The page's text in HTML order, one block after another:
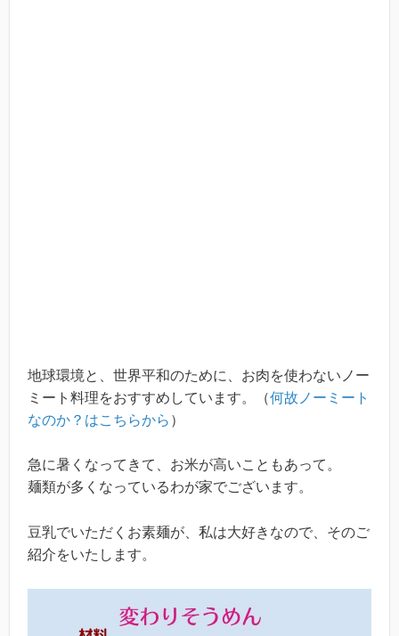
地球環境と、世界平和のために、お肉を使わないノー
ミート料理をおすすめしています。（何故ノーミート
なのか？はこちらから ）
急に暑くなってきて、お米が高いこともあって。
麺類が多くなっているわが家でございます。
豆乳でいただくお素麺が、私は大好きなので、そのご
紹介をいたします。